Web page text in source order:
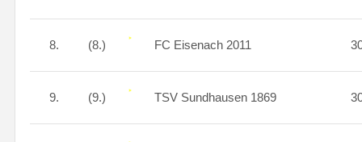
8. (8.) FC Eisenach 2011
9. (9.) TSV Sundhausen 1869